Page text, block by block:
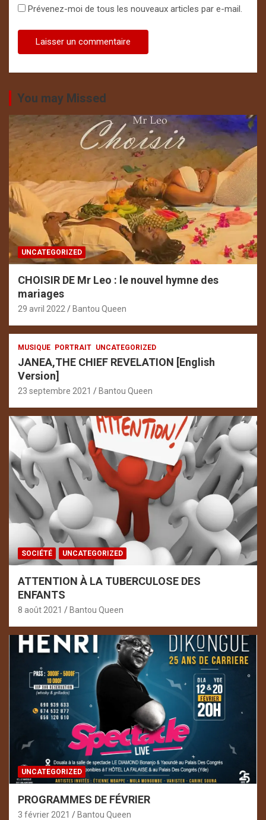
Prévenez-moi de tous les nouveaux articles par e-mail.
You may Missed
UNCATEGORIZED
CHOISIR DE Mr Leo : le nouvel hymne des
mariages
29 avril 2022 Bantou Queen
MUSIQUE PORTRAIT UNCATEGORIZED
JANEA,THE CHIEF REVELATION [English
Version]
23 septembre 2021 Bantou Queen
SOCIÉTÉ UNCATEGORIZED
ATTENTION À LA TUBERCULOSE DES
ENFANTS
8 août 2021 Bantou Queen
UNCATEGORIZED
PROGRAMMES DE FÉVRIER
3 février 2021 Bantou Queen